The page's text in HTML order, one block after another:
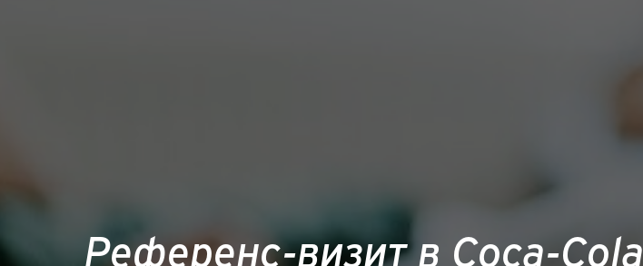
Референс-визит в Coca-Cola